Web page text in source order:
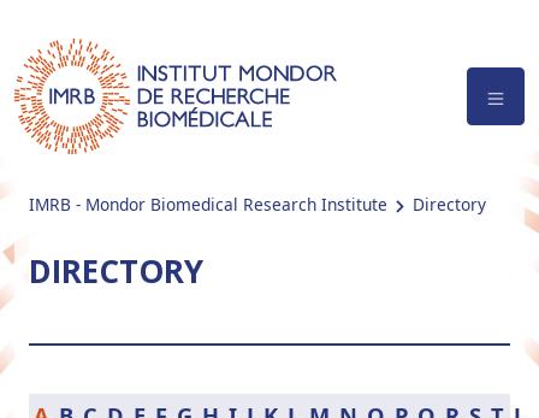
IMRB - Mondor Biomedical Research Institute Directory
DIRECTORY